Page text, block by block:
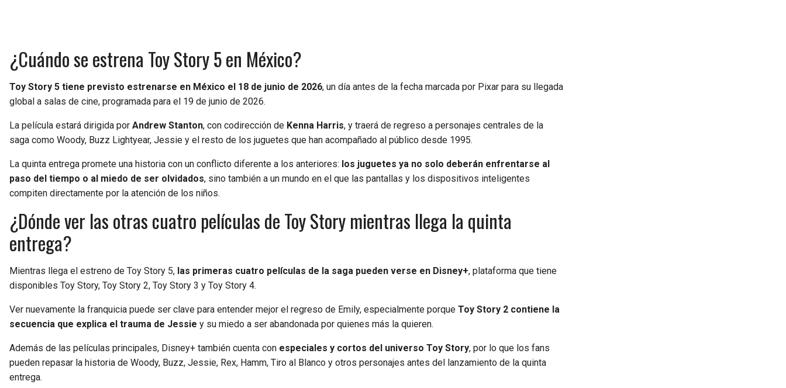
¿Cuándo se estrena Toy Story 5 en México?
Toy Story 5 tiene previsto estrenarse en México el 18 de junio de 2026, un día antes de la fecha marcada por Pixar para su llegada
global a salas de cine, programada para el 19 de junio de 2026.
La película estará dirigida por Andrew Stanton, con codirección de Kenna Harris, y traerá de regreso a personajes centrales de la
saga como Woody, Buzz Lightyear, Jessie y el resto de los juguetes que han acompañado al público desde 1995.
La quinta entrega promete una historia con un conflicto diferente a los anteriores: los juguetes ya no solo deberán enfrentarse al
paso del tiempo o al miedo de ser olvidados, sino también a un mundo en el que las pantallas y los dispositivos inteligentes
compiten directamente por la atención de los niños.
¿Dónde ver las otras cuatro películas de Toy Story mientras llega la quinta
entrega?
Mientras llega el estreno de Toy Story 5, las primeras cuatro películas de la saga pueden verse en Disney+, plataforma que tiene
disponibles Toy Story, Toy Story 2, Toy Story 3 y Toy Story 4.
Ver nuevamente la franquicia puede ser clave para entender mejor el regreso de Emily, especialmente porque Toy Story 2 contiene la
secuencia que explica el trauma de Jessie y su miedo a ser abandonada por quienes más la quieren.
Además de las películas principales, Disney+ también cuenta con especiales y cortos del universo Toy Story, por lo que los fans
pueden repasar la historia de Woody, Buzz, Jessie, Rex, Hamm, Tiro al Blanco y otros personajes antes del lanzamiento de la quinta
entrega.